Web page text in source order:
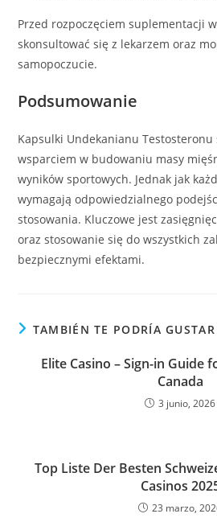
Przed rozpoczęciem suplementacji
skonsultować się z lekarzem oraz
samopoczucie.
Podsumowanie
Kapsulki Undekanianu Testosteronu
wsparciem w budowaniu masy
wyników sportowych. Jednak jak
wymagają odpowiedzialnego
stosowania. Kluczowe jest
oraz stosowanie się do wszystkich
bezpiecznymi efektami.
TAMBIÉN TE PODRÍA GUSTAR
Elite Casino – Sign-in Guide
Canada
3 junio, 2026
Top Liste Der Besten
Casinos
23 marzo,